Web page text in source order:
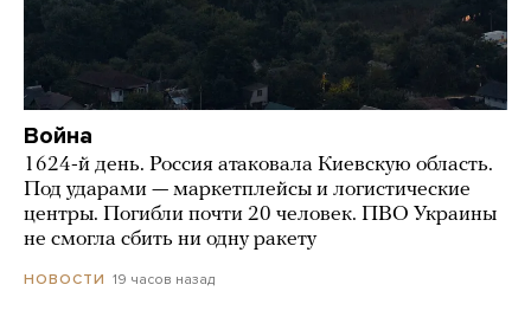
Война
1624-й день. Россия атаковала Киевскую область.
Под ударами — маркетплейсы и логистические
центры. Погибли почти 20 человек. ПВО Украины
не смогла сбить ни одну ракету
НОВОСТИ 19 часов назад